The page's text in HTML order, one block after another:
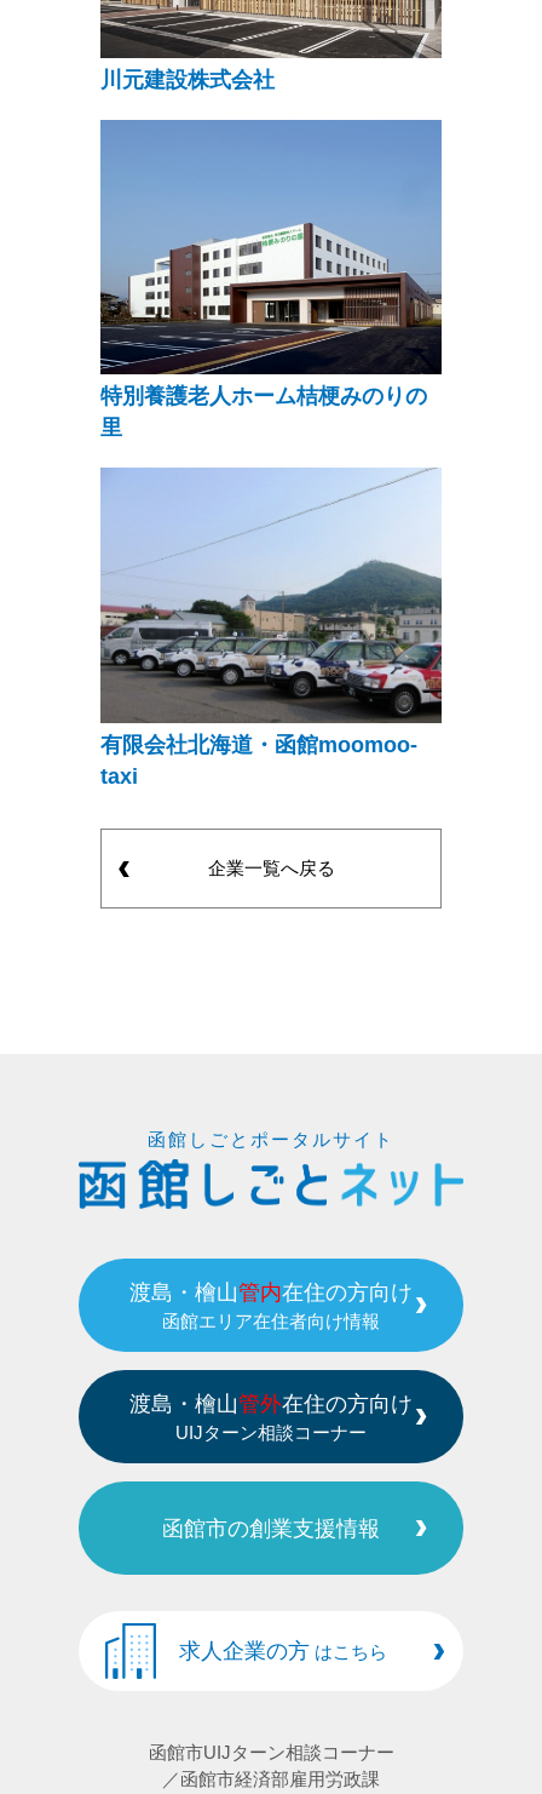
川元建設株式会社
特別養護老人ホーム桔梗みのりの
里
有限会社北海道・函館moomoo-
taxi
企業一覧へ戻る
函館しごとポータルサイト
渡島・檜山管内在住の方向け
函館エリア在住者向け情報
渡島・檜山管外在住の方向け
UIJターン相談コーナー
函館市の創業支援情報
求人企業の方 はこちら
函館市UIJターン相談コーナー
／函館市経済部雇用労政課